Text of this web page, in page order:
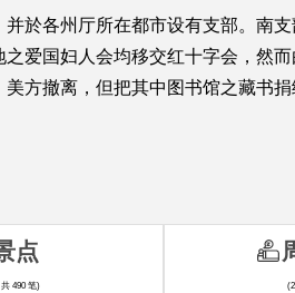
於各州厅所在都市设有支部。南
爱国妇人会均移交红十字会，然
方撤离，但把其中图书馆之藏书
点
490 笔)